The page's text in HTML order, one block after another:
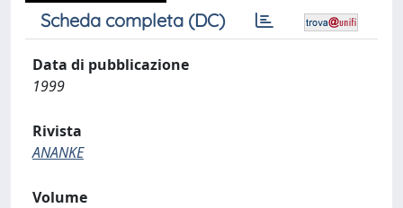
Scheda completa (DC)
Data di pubblicazione
1999
Rivista
ANANKE
Volume